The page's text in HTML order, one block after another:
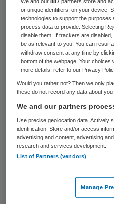
Erasmus MC in
Tweede Kamer
in 2009 100 miljoen
voor de bouw.
Hij begrijptde ophef
zegt Klink: “Voor mij
staatsrechtelijk geen
parlement in te
zeker gedaan. Maar
was dit geen
Kredietcrisis
or unique identifiers, on your device.
technologies to support the
process data to provide. Selecting
disable them. If trackers are
be as relevant to you. You can
withdraw consent at any time by
bottom of the webpage. Your choices
more details, refer to our Privacy
Would you rather not? Then we only
these do not record any data about
We and our partners
Use precise geolocation data. Actively
identification. Store and/or access
advertising and content, advertising
research and services development.
List of Partners (vendors)
Manage